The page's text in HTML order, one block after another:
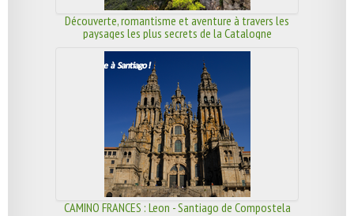
Découverte, romantisme et aventure à travers les
paysages les plus secrets de la Catalogne
CAMINO FRANCES : Leon - Santiago de Compostela